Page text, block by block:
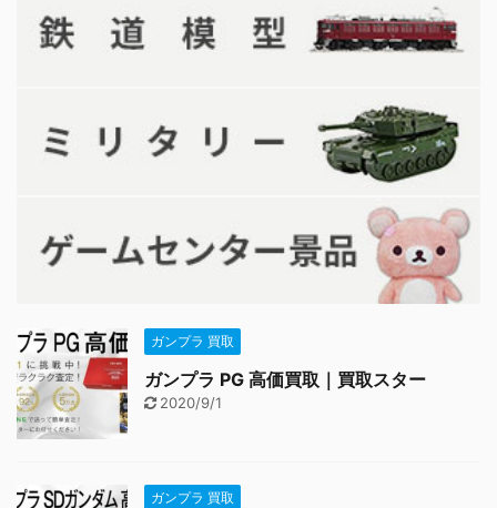
ガンプラ 買取
ガンプラ PG 高価買取｜買取スター
2020/9/1
ガンプラ 買取